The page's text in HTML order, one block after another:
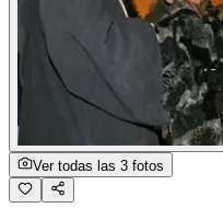
Ver todas las 3 fotos